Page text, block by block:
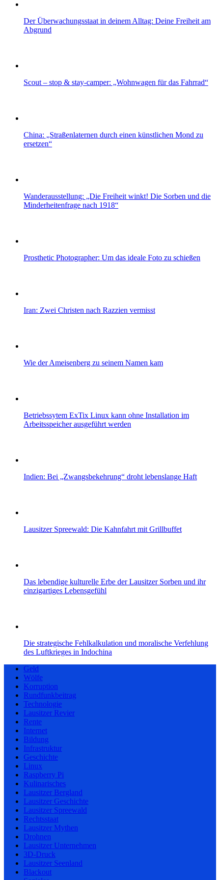
Der Überwachungsstaat in deinem Alltag: Deine Freiheit am
Abgrund
Scout – stop & stay-camper: „Wohnwagen für das Fahrrad“
China: „Straßenlaternen durch einen künstlichen Mond zu
ersetzen“
Wanderausstellung: „Die Freiheit winkt! Die Sorben und die
Minderheitenfrage nach 1918“
Prosthetic Photographer: Um das ideale Foto zu schießen
Iran: Zwei Christen nach Razzien vermisst
Wie der Ameisenberg zu seinem Namen kam
Betriebssytem ExTix Linux kann ohne Installation im
Arbeitsspeicher ausgeführt werden
Indien: Bei „Zwangsbekehrung“ droht lebenslange Haft
Lausitzer Spreewald: Die Kahnfahrt mit Grillbuffet
Das lebendige kulturelle Erbe der Lausitzer Sorben und ihr
einzigartiges Lebensgefühl
Die strategische Fehlkalkulation und moralische Verfehlung
des Luftkrieges in Indochina
Geld
Wölfe
Korruption
Rundfunkbeitrag
Technologie
Lausitzer Revier
Rente
Internet
Bildung
Infrastruktur
Geschichte
Linux
Raspberry Pi
Kulinarisches
Lausitzer Bergland
Lausitzer Geschichte
Lausitzer Spreewald
Rechtsstaat
Lausitzer Mythen
Drohnen
Lausitzer Unternehmen
3D-Druck
Lausitzer Seenland
Blackout